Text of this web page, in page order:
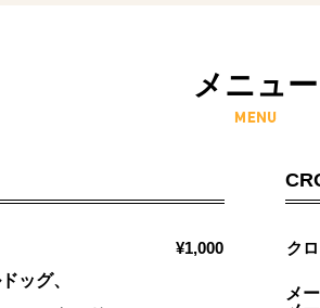
メニュー
¥1,000
ッグ、
ク
メ